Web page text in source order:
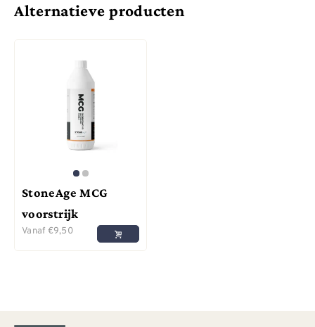
Alternatieve producten
StoneAge MCG
voorstrijk
Vanaf €9,50